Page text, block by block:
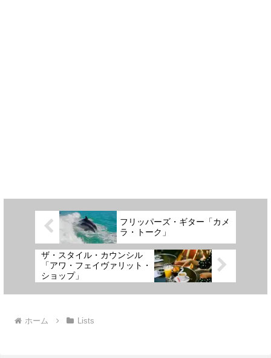
フリッパーズ・ギター「カメ
ラ・トーク」
ザ・スタイル・カウンシル
「アワ・フェイヴァリット・
ショップ」
ホーム Lists